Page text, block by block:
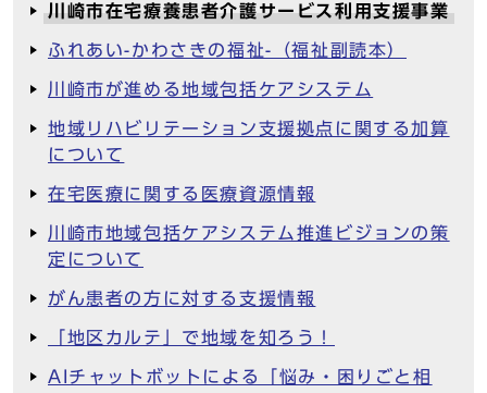
川崎市在宅療養患者介護サービス利用支援事業
ふれあい-かわさきの福祉-（福祉副読本）
川崎市が進める地域包括ケアシステム
地域リハビリテーション支援拠点に関する加算
について
在宅医療に関する医療資源情報
川崎市地域包括ケアシステム推進ビジョンの策
定について
がん患者の方に対する支援情報
「地区カルテ」で地域を知ろう！
AIチャットボットによる「悩み・困りごと相